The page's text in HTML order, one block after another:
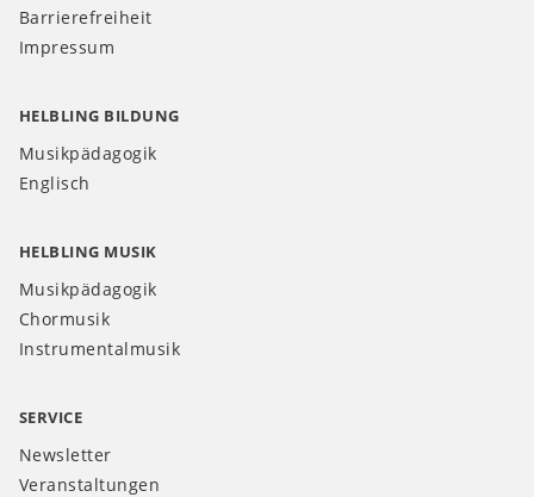
Barrierefreiheit
Impressum
HELBLING BILDUNG
Musikpädagogik
Englisch
HELBLING MUSIK
Musikpädagogik
Chormusik
Instrumentalmusik
SERVICE
Newsletter
Veranstaltungen